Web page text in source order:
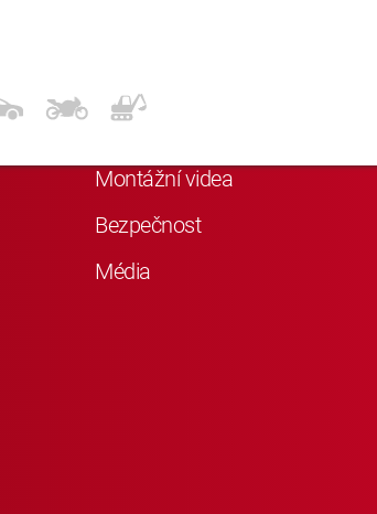
Montážní videa
Bezpečnost
Média